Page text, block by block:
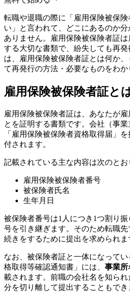
転職や退職の際に「雇用保険被保
い」と言われて、どこにあるのか分
ありません。雇用保険被保険者証
する大切な書類で、紛失しても再
は、雇用保険被保険者証とは何か
て再発行の方法・必要なものをわか
雇用保険被保険者証と
雇用保険被保険者証は、あなたが
とを証明する書類です。会社（事
「雇用保険被保険者資格取得届」
付されます。
記載されている主な内容は次のとお
雇用保険被保険者番号
被保険者氏名
生年月日
被保険者番号は1人につき1つ割り
号を引き継ぎます。そのため転職
続きをするために提出を求められま
なお、被保険者証と一体になって
格取得等確認通知書」には、 事業所
載されます。前職の会社名を知ら
分を切り離して提出することもでき